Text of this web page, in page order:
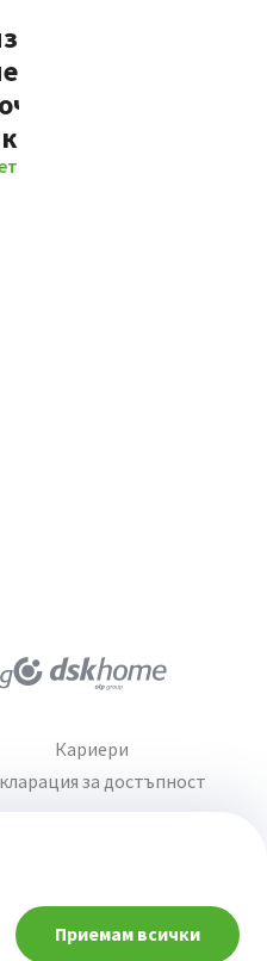
Приемам всички
70% от новите
на Банка ДСК
отношенията
изцяло
повече
Кариери
за достъпност
При въпроси -
попитай AI асистента ни